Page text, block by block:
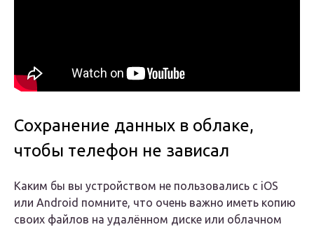
Сохранение данных в облаке,
чтобы телефон не зависал
Каким бы вы устройством не пользовались с iOS
или Android помните, что очень важно иметь копию
своих файлов на удалённом диске или облачном